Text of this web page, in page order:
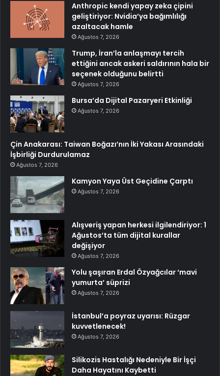
Anthropic kendi yapay zeka çipini
geliştiriyor: Nvidia’ya bağımlılığı
azaltacak hamle
Ağustos 7, 2026
Trump, İran’la anlaşmayı tercih
ettiğini ancak askeri saldırının hala bir
seçenek olduğunu belirtti
Ağustos 7, 2026
Bursa’da Dijital Pazaryeri Etkinliği
Ağustos 7, 2026
Çin Anakarası: Taiwan Boğazı’nın İki Yakası Arasındaki
İşbirliği Durdurulamaz
Ağustos 7, 2026
Kamyon Yaya Üst Geçidine Çarptı
Ağustos 7, 2026
Alışveriş yapan herkesi ilgilendiriyor: 1
Ağustos’ta tüm dijital kurallar
değişiyor
Ağustos 7, 2026
Yolu şaşıran Erdal Özyağcılar ‘mavi
yumurta’ süprizi
Ağustos 7, 2026
İstanbul’a poyraz uyarısı: Rüzgar
kuvvetlenecek!
Ağustos 7, 2026
Silikozis Hastalığı Nedeniyle Bir İşçi
Daha Hayatını Kaybetti